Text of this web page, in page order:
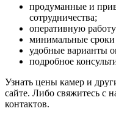
продуманные и
сотрудничества;
оперативную
минимальные сроки
удобные варианты
подробное
Узнать цены камер и
сайте. Либо свяжитесь с
контактов.